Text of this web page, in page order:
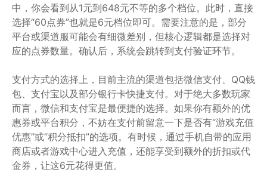
中，你会看到从1元到648元不等的多个档位。此时，直接
选择“60点券”也就是6元档位即可。需要注意的是，部分
平台或渠道服可能会有细微差别，但核心逻辑都是选择对
应的点券数量。确认后，系统会跳转到支付验证环节。
支付方式的选择上，目前主流的渠道包括微信支付、QQ钱
包、支付宝以及部分银行卡快捷支付。对于绝大多数玩家
而言，微信和支付宝是最便捷的选择。如果你有额外的优
惠券或平台积分，不妨在支付前留意一下是否有“游戏充值
优惠”或“积分抵扣”的选项。有时候，通过手机自带的应用
商店或者游戏中心进入充值，还能享受到额外的折扣或代
金券，让这6元花得更值。